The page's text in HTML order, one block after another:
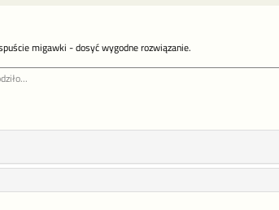
migawki - dosyć wygodne rozwiązanie.